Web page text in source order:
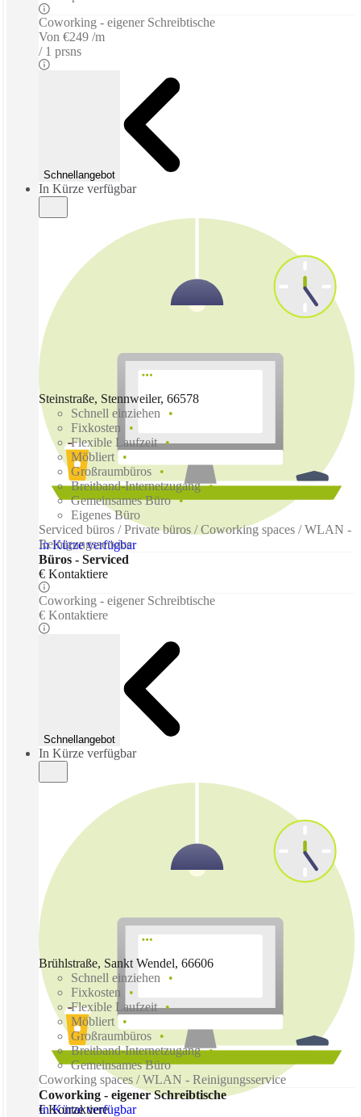
Coworking - eigener Schreibtische
Von €249 /m
1 prsns
Schnellangebot
In Kürze verfügbar
In Kürze verfügbar
Steinstraße, Stennweiler, 66578
Schnell einziehen
Fixkosten
Flexible Laufzeit
Möbliert
Großraumbüros
Breitband-Internetzugang
Gemeinsames Büro
Eigenes Büro
Serviced büros / Private büros / Coworking spaces / WLAN -
Reinigungsservice
Büros - Serviced
€ Kontaktiere
Coworking - eigener Schreibtische
€ Kontaktiere
Schnellangebot
In Kürze verfügbar
In Kürze verfügbar
Brühlstraße, Sankt Wendel, 66606
Schnell einziehen
Fixkosten
Flexible Laufzeit
Möbliert
Großraumbüros
Breitband-Internetzugang
Gemeinsames Büro
Coworking spaces / WLAN - Reinigungsservice
Coworking - eigener Schreibtische
€ Kontaktiere